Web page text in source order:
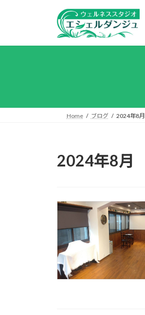
プ
動
Home ブログ 2024年8月
2024年8月